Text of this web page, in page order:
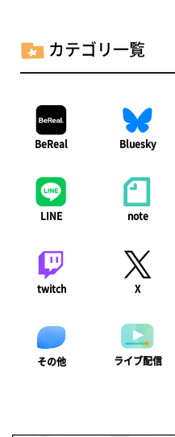
カテゴリ一覧
BeReal Bluesky
LINE note
twitch X
その他 ライブ配信